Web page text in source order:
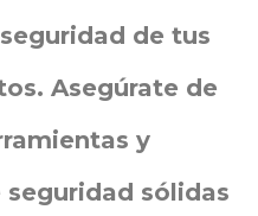
de tus
Asegúrate de
y
sólidas